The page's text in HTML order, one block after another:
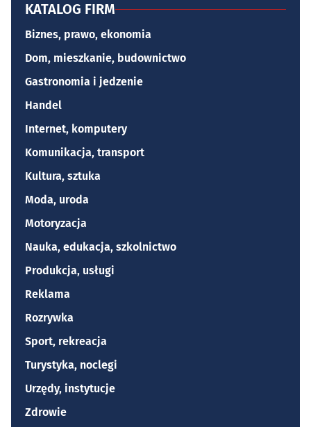
KATALOG FIRM
Biznes, prawo, ekonomia
Dom, mieszkanie, budownictwo
Gastronomia i jedzenie
Handel
Internet, komputery
Komunikacja, transport
Kultura, sztuka
Moda, uroda
Motoryzacja
Nauka, edukacja, szkolnictwo
Produkcja, usługi
Reklama
Rozrywka
Sport, rekreacja
Turystyka, noclegi
Urzędy, instytucje
Zdrowie